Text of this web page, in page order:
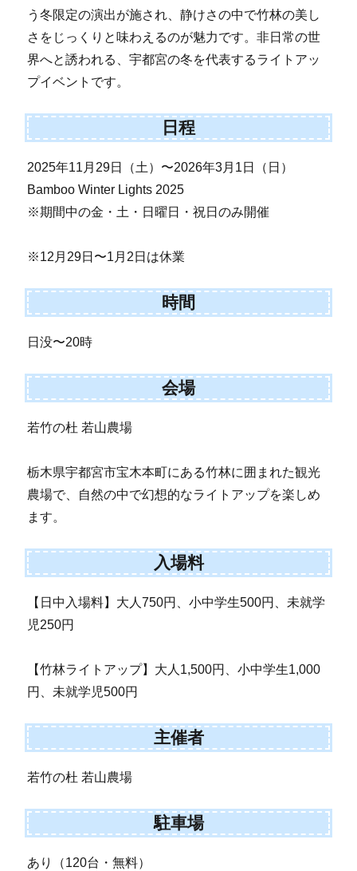
う冬限定の演出が施され、静けさの中で竹林の美し
さをじっくりと味わえるのが魅力です。非日常の世
界へと誘われる、宇都宮の冬を代表するライトアッ
プイベントです。
日程
2025年11月29日（土）〜2026年3月1日（日）
Bamboo Winter Lights 2025
※期間中の金・土・日曜日・祝日のみ開催
※12月29日〜1月2日は休業
時間
日没〜20時
会場
若竹の杜 若山農場
栃木県宇都宮市宝木本町にある竹林に囲まれた観光
農場で、自然の中で幻想的なライトアップを楽しめ
ます。
入場料
【日中入場料】大人750円、小中学生500円、未就学
児250円
【竹林ライトアップ】大人1,500円、小中学生1,000
円、未就学児500円
主催者
若竹の杜 若山農場
駐車場
あり（120台・無料）